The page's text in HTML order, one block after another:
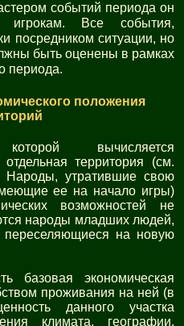
событий периода он
игрокам. Все события,
посредником ситуации, но
быть оценены в рамках
периода.
положения
вычисляется
территория (см.
Народы, утратившие свою
ее на начало игры)
возможностей не
народы младших людей,
переселяющиеся на новую
базовая экономическая
проживания на ней (в
данного участка
климата, географии,